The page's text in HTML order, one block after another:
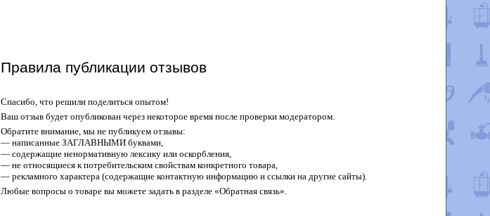
Правила публикации отзывов
Спасибо, что решили поделиться опытом!
Ваш отзыв будет опубликован через некоторое время после проверки модератором.
Обратите внимание, мы не публикуем отзывы:
— написанные ЗАГЛАВНЫМИ буквами,
— содержащие ненормативную лексику или оскорбления,
— не относящиеся к потребительским свойствам конкретного товара,
— рекламного характера (содержащие контактную информацию и ссылки на другие сайты).
Любые вопросы о товаре вы можете задать в разделе «Обратная связь».